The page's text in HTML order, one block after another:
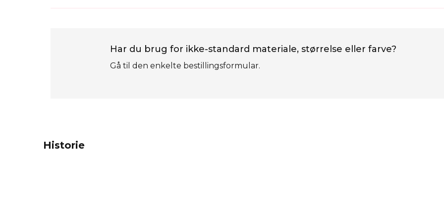
Har du brug for ikke-standard materiale, størrelse eller farve?
Gå til den enkelte bestillingsformular.
Historie